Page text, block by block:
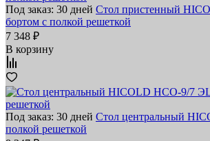
Под заказ: 30 дней Стол пристенный
бортом с полкой решеткой
7 348 ₽
В корзину
Под заказ: 30 дней Стол центральный
полкой решеткой